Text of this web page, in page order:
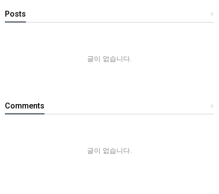
+
Posts
글이 없습니다.
+
Comments
글이 없습니다.